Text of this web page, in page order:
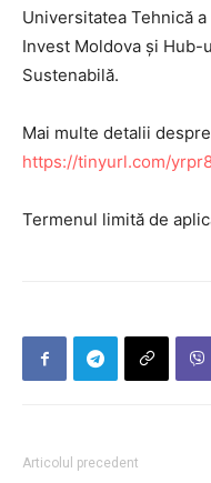
Universitatea Tehnică
Invest Moldova și
Sustenabilă.
Mai multe detalii
https://tinyurl.com/
Termenul limită de
Articolul precedent